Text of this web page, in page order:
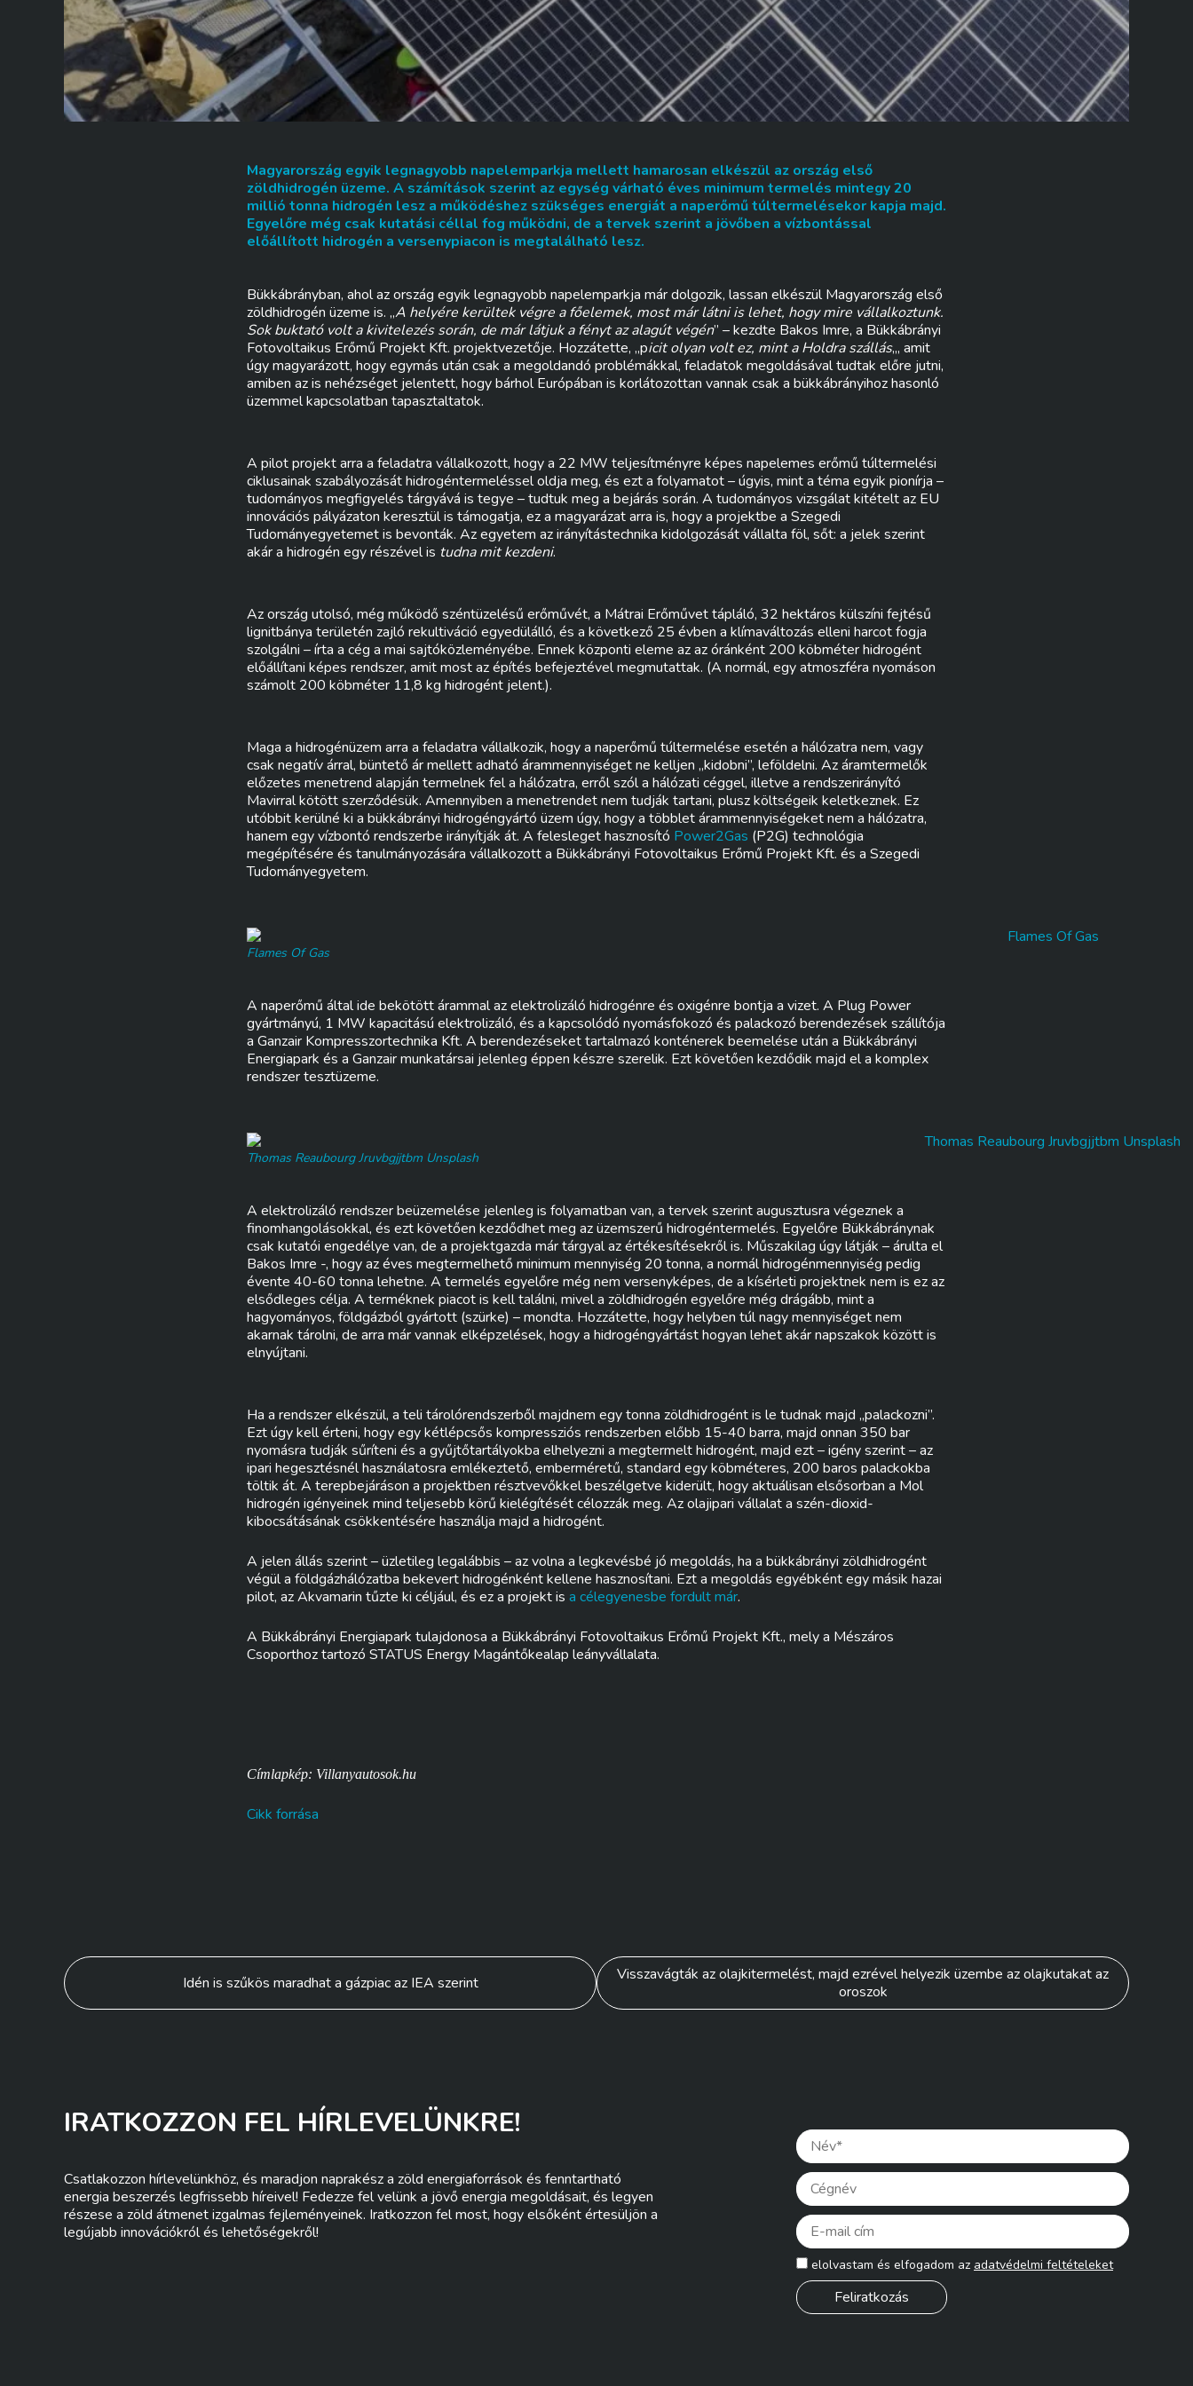
Magyarország egyik legnagyobb napelemparkja mellett hamarosan elkészül az ország első
zöldhidrogén üzeme. A számítások szerint az egység várható éves minimum termelés mintegy 20
millió tonna hidrogén lesz a működéshez szükséges energiát a naperőmű túltermelésekor kapja majd.
Egyelőre még csak kutatási céllal fog működni, de a tervek szerint a jövőben a vízbontással
előállított hidrogén a versenypiacon is megtalálható lesz.
Bükkábrányban, ahol az ország egyik legnagyobb napelemparkja már dolgozik, lassan elkészül Magyarország első
zöldhidrogén üzeme is. „A helyére kerültek végre a főelemek, most már látni is lehet, hogy mire vállalkoztunk.
Sok buktató volt a kivitelezés során, de már látjuk a fényt az alagút végén” – kezdte Bakos Imre, a Bükkábrányi
Fotovoltaikus Erőmű Projekt Kft. projektvezetője. Hozzátette, „picit olyan volt ez, mint a Holdra szállás„, amit
úgy magyarázott, hogy egymás után csak a megoldandó problémákkal, feladatok megoldásával tudtak előre jutni,
amiben az is nehézséget jelentett, hogy bárhol Európában is korlátozottan vannak csak a bükkábrányihoz hasonló
üzemmel kapcsolatban tapasztaltatok.
A pilot projekt arra a feladatra vállalkozott, hogy a 22 MW teljesítményre képes napelemes erőmű túltermelési
ciklusainak szabályozását hidrogéntermeléssel oldja meg, és ezt a folyamatot – úgyis, mint a téma egyik pionírja –
tudományos megfigyelés tárgyává is tegye – tudtuk meg a bejárás során. A tudományos vizsgálat kitételt az EU
innovációs pályázaton keresztül is támogatja, ez a magyarázat arra is, hogy a projektbe a Szegedi
Tudományegyetemet is bevonták. Az egyetem az irányítástechnika kidolgozását vállalta föl, sőt: a jelek szerint
akár a hidrogén egy részével is tudna mit kezdeni.
Az ország utolsó, még működő széntüzelésű erőművét, a Mátrai Erőművet tápláló, 32 hektáros külszíni fejtésű
lignitbánya területén zajló rekultiváció egyedülálló, és a következő 25 évben a klímaváltozás elleni harcot fogja
szolgálni – írta a cég a mai sajtóközleményébe. Ennek központi eleme az az óránként 200 köbméter hidrogént
előállítani képes rendszer, amit most az építés befejeztével megmutattak. (A normál, egy atmoszféra nyomáson
számolt 200 köbméter 11,8 kg hidrogént jelent.).
Maga a hidrogénüzem arra a feladatra vállalkozik, hogy a naperőmű túltermelése esetén a hálózatra nem, vagy
csak negatív árral, büntető ár mellett adható árammennyiséget ne kelljen „kidobni”, leföldelni. Az áramtermelők
előzetes menetrend alapján termelnek fel a hálózatra, erről szól a hálózati céggel, illetve a rendszerirányító
Mavirral kötött szerződésük. Amennyiben a menetrendet nem tudják tartani, plusz költségeik keletkeznek. Ez
utóbbit kerülné ki a bükkábrányi hidrogéngyártó üzem úgy, hogy a többlet árammennyiségeket nem a hálózatra,
hanem egy vízbontó rendszerbe irányítják át. A felesleget hasznosító Power2Gas (P2G) technológia
megépítésére és tanulmányozására vállalkozott a Bükkábrányi Fotovoltaikus Erőmű Projekt Kft. és a Szegedi
Tudományegyetem.
Flames Of Gas
A naperőmű által ide bekötött árammal az elektrolizáló hidrogénre és oxigénre bontja a vizet. A Plug Power
gyártmányú, 1 MW kapacitású elektrolizáló, és a kapcsolódó nyomásfokozó és palackozó berendezések szállítója
a Ganzair Kompresszortechnika Kft. A berendezéseket tartalmazó konténerek beemelése után a Bükkábrányi
Energiapark és a Ganzair munkatársai jelenleg éppen készre szerelik. Ezt követően kezdődik majd el a komplex
rendszer tesztüzeme.
Thomas Reaubourg Jruvbgjjtbm Unsplash
A elektrolizáló rendszer beüzemelése jelenleg is folyamatban van, a tervek szerint augusztusra végeznek a
finomhangolásokkal, és ezt követően kezdődhet meg az üzemszerű hidrogéntermelés. Egyelőre Bükkábránynak
csak kutatói engedélye van, de a projektgazda már tárgyal az értékesítésekről is. Műszakilag úgy látják – árulta el
Bakos Imre -, hogy az éves megtermelhető minimum mennyiség 20 tonna, a normál hidrogénmennyiség pedig
évente 40-60 tonna lehetne. A termelés egyelőre még nem versenyképes, de a kísérleti projektnek nem is ez az
elsődleges célja. A terméknek piacot is kell találni, mivel a zöldhidrogén egyelőre még drágább, mint a
hagyományos, földgázból gyártott (szürke) – mondta. Hozzátette, hogy helyben túl nagy mennyiséget nem
akarnak tárolni, de arra már vannak elképzelések, hogy a hidrogéngyártást hogyan lehet akár napszakok között is
elnyújtani.
Ha a rendszer elkészül, a teli tárolórendszerből majdnem egy tonna zöldhidrogént is le tudnak majd „palackozni”.
Ezt úgy kell érteni, hogy egy kétlépcsős kompressziós rendszerben előbb 15-40 barra, majd onnan 350 bar
nyomásra tudják sűríteni és a gyűjtőtartályokba elhelyezni a megtermelt hidrogént, majd ezt – igény szerint – az
ipari hegesztésnél használatosra emlékeztető, emberméretű, standard egy köbméteres, 200 baros palackokba
töltik át. A terepbejáráson a projektben résztvevőkkel beszélgetve kiderült, hogy aktuálisan elsősorban a Mol
hidrogén igényeinek mind teljesebb körű kielégítését célozzák meg. Az olajipari vállalat a szén-dioxid-
kibocsátásának csökkentésére használja majd a hidrogént.
A jelen állás szerint – üzletileg legalábbis – az volna a legkevésbé jó megoldás, ha a bükkábrányi zöldhidrogént
végül a földgázhálózatba bekevert hidrogénként kellene hasznosítani. Ezt a megoldás egyébként egy másik hazai
pilot, az Akvamarin tűzte ki céljául, és ez a projekt is a célegyenesbe fordult már.
A Bükkábrányi Energiapark tulajdonosa a Bükkábrányi Fotovoltaikus Erőmű Projekt Kft., mely a Mészáros
Csoporthoz tartozó STATUS Energy Magántőkealap leányvállalata.
Címlapkép: Villanyautosok.hu
Cikk forrása
Bejegyzés
navigáció
Idén is szűkös maradhat a gázpiac az IEA szerint
Visszavágták az olajkitermelést, majd ezrével helyezik üzembe az olajkutakat az
oroszok
IRATKOZZON FEL HÍRLEVELÜNKRE!
Csatlakozzon hírlevelünkhöz, és maradjon naprakész a zöld energiaforrások és fenntartható
energia beszerzés legfrissebb híreivel! Fedezze fel velünk a jövő energia megoldásait, és legyen
részese a zöld átmenet izgalmas fejleményeinek. Iratkozzon fel most, hogy elsőként értesüljön a
legújabb innovációkról és lehetőségekről!
Please
elolvastam és elfogadom az adatvédelmi feltételeket